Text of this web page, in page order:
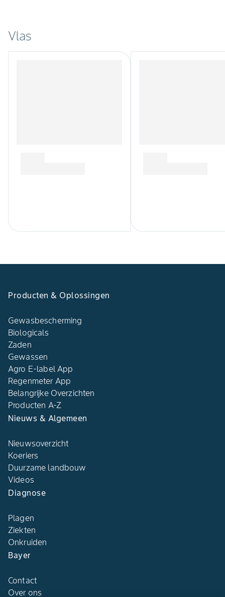
Vlas
Producten & Oplossingen
Gewasbescherming
Biologicals
Zaden
Gewassen
Agro E-label App
Regenmeter App
Belangrijke Overzichten
Producten A-Z
Nieuws & Algemeen
Nieuwsoverzicht
Koeriers
Duurzame landbouw
Videos
Diagnose
Plagen
Ziekten
Onkruiden
Bayer
Contact
Over ons